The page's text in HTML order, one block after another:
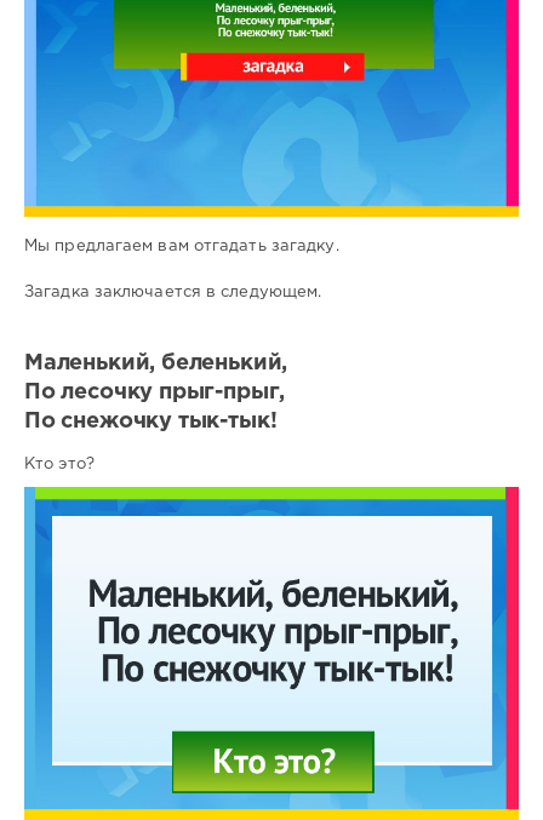
Мы предлагаем вам отгадать загадку.
Загадка заключается в следующем.
Маленький, беленький,
По лесочку прыг-прыг,
По снежочку тык-тык!
Кто это?